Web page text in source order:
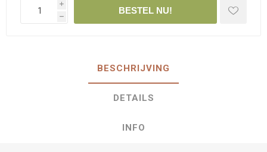
i
h
BESTEL NU!
BESCHRIJVING
DETAILS
INFO